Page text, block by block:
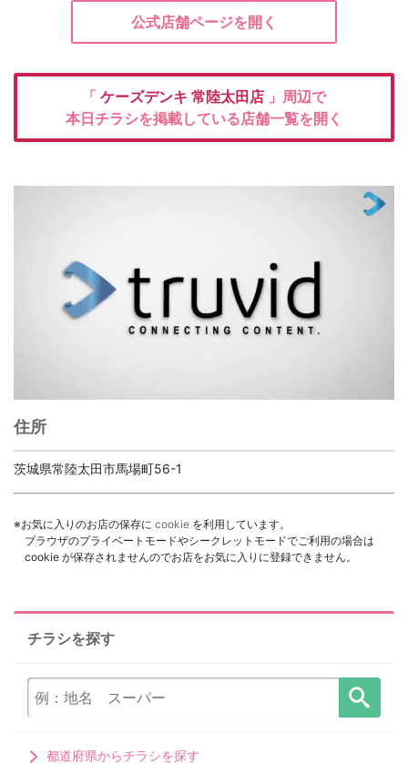
公式店舗ページを開く
「 ケーズデンキ 常陸太田店 」周辺で
本日チラシを掲載している店舗一覧を開く
住所
茨城県常陸太田市馬場町56-1
※お気に入りのお店の保存に cookie を利用しています。
ブラウザのプライベートモードやシークレットモードでご利用の場合は
cookie が保存されませんのでお店をお気に入りに登録できません。
チラシを探す
都道府県からチラシを探す